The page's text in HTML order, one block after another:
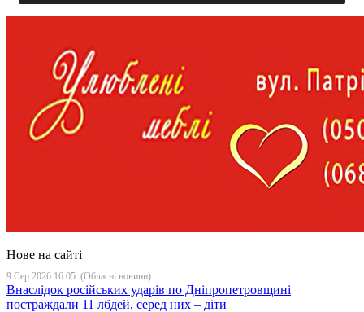
Нове на сайті
9 Сер 2026 16:05 (Обласні новини)
Внаслідок російських ударів по Дніпропетровщині
постраждали 11 лбдей, серед них – діти